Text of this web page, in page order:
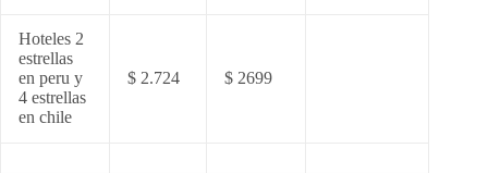
Hoteles 2
estrellas
en peru y
4 estrellas
en chile
$ 2.724 $ 2699